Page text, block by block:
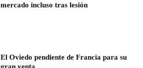
mercado incluso tras lesión
El Oviedo pendiente de Francia para su